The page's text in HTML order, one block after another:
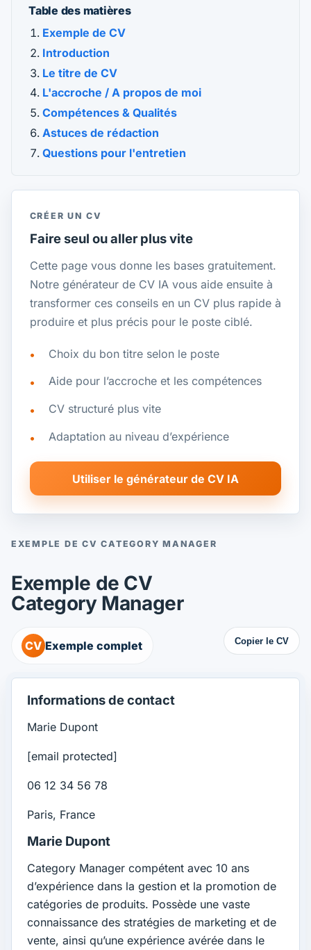
EXEMPLE DE CV CATEGORY MANAGER
Exemple de CV
Category Manager
CV Exemple complet Copier le CV
Informations de contact
Marie Dupont
[email protected]
06 12 34 56 78
Paris, France
Marie Dupont
Category Manager compétent avec 10 ans
d’expérience dans la gestion et la promotion de
catégories de produits. Possède une vaste
connaissance des stratégies de marketing et de
vente, ainsi qu’une expérience avérée dans le
Table des matières
Exemple de CV
Introduction
Le titre de CV
L'accroche / A propos de moi
Compétences & Qualités
Astuces de rédaction
Questions pour l'entretien
CRÉER UN CV
Faire seul ou aller plus vite
Cette page vous donne les bases gratuitement.
Notre générateur de CV IA vous aide ensuite à
transformer ces conseils en un CV plus rapide à
produire et plus précis pour le poste ciblé.
Choix du bon titre selon le poste
Aide pour l’accroche et les compétences
CV structuré plus vite
Adaptation au niveau d’expérience
Utiliser le générateur de CV IA